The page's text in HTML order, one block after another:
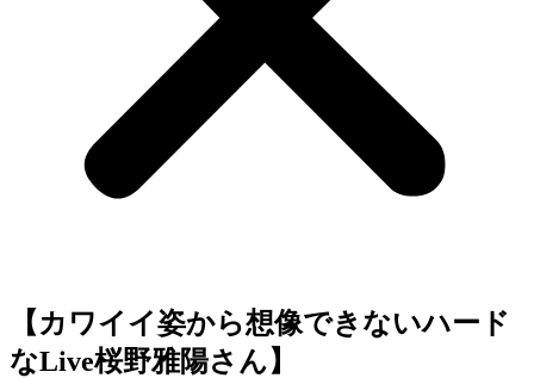
【カワイイ姿から想像できないハード
なLive桜野雅陽さん】